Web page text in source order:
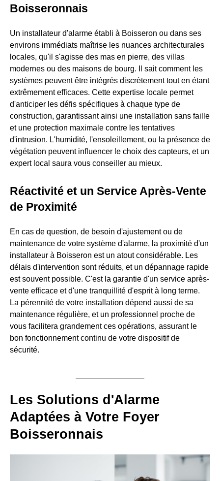
Boisseronnais
Un installateur d'alarme établi à Boisseron ou dans ses
environs immédiats maîtrise les nuances architecturales
locales, qu'il s'agisse des mas en pierre, des villas
modernes ou des maisons de bourg. Il sait comment les
systèmes peuvent être intégrés discrètement tout en étant
extrêmement efficaces. Cette expertise locale permet
d'anticiper les défis spécifiques à chaque type de
construction, garantissant ainsi une installation sans faille
et une protection maximale contre les tentatives
d'intrusion. L'humidité, l'ensoleillement, ou la présence de
végétation peuvent influencer le choix des capteurs, et un
expert local saura vous conseiller au mieux.
Réactivité et un Service Après-Vente
de Proximité
En cas de question, de besoin d'ajustement ou de
maintenance de votre système d'alarme, la proximité d'un
installateur à Boisseron est un atout considérable. Les
délais d'intervention sont réduits, et un dépannage rapide
est souvent possible. C'est la garantie d'un service après-
vente efficace et d'une tranquillité d'esprit à long terme.
La pérennité de votre installation dépend aussi de sa
maintenance régulière, et un professionnel proche de
vous facilitera grandement ces opérations, assurant le
bon fonctionnement continu de votre dispositif de
sécurité.
Les Solutions d'Alarme
Adaptées à Votre Foyer
Boisseronnais